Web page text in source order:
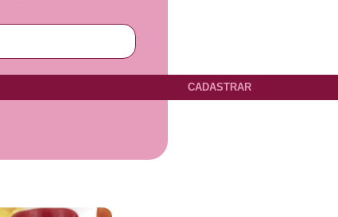
CADASTRAR